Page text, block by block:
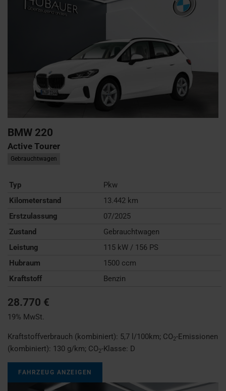
BMW 220
Active Tourer
Gebrauchtwagen
Typ
Pkw
Kilometerstand
13.442 km
Erstzulassung
07/2025
Zustand
Gebrauchtwagen
Leistung
115 kW / 156 PS
Hubraum
1500 ccm
Kraftstoff
Benzin
28.770 €
19% MwSt.
Kraftstoffverbrauch (kombiniert): 5,7 l/100km; CO2-Emissionen
(kombiniert): 130 g/km; CO2-Klasse: D
FAHRZEUG ANZEIGEN